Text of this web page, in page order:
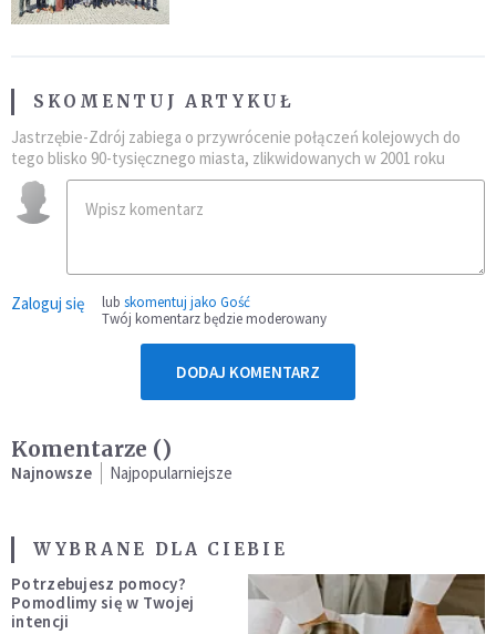
SKOMENTUJ ARTYKUŁ
Jastrzębie-Zdrój zabiega o przywrócenie połączeń kolejowych do
tego blisko 90-tysięcznego miasta, zlikwidowanych w 2001 roku
Zaloguj się lub skomentuj jako Gość
Twój komentarz będzie moderowany
DODAJ KOMENTARZ
Komentarze ()
Najnowsze Najpopularniejsze
WYBRANE DLA CIEBIE
Potrzebujesz pomocy?
Pomodlimy się w Twojej
intencji